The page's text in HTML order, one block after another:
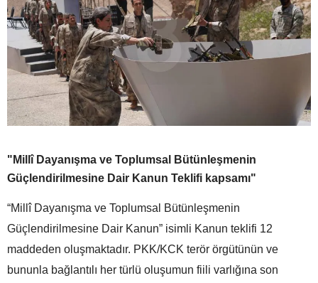
"Millî Dayanışma ve Toplumsal Bütünleşmenin
Güçlendirilmesine Dair Kanun Teklifi kapsamı"
“Millî Dayanışma ve Toplumsal Bütünleşmenin
Güçlendirilmesine Dair Kanun” isimli Kanun teklifi 12
maddeden oluşmaktadır. PKK/KCK terör örgütünün ve
bununla bağlantılı her türlü oluşumun fiili varlığına son